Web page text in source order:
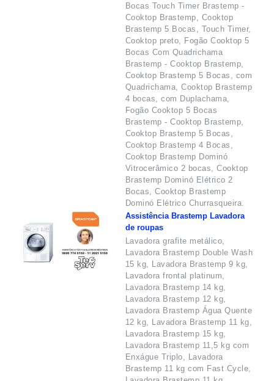
Bocas Touch Timer Brastemp -
Cooktop Brastemp, Cooktop
Brastemp 5 Bocas, Touch Timer,
Cooktop preto, Fogão Cooktop 5
Bocas Com Quadrichama
Brastemp - Cooktop Brastemp,
Cooktop Brastemp 5 Bocas, com
Quadrichama, Cooktop Brastemp
4 bocas, com Duplachama,
Fogão Cooktop 5 Bocas
Brastemp - Cooktop Brastemp,
Cooktop Brastemp 5 Bocas,
Cooktop Brastemp 4 Bocas,
Cooktop Brastemp Dominó
Vitrocerâmico 2 bocas, Cooktop
Brastemp Dominó Elétrico 2
Bocas, Cooktop Brastemp
Dominó Elétrico Churrasqueira.
Assistência Brastemp Lavadora
de roupas
Lavadora grafite metálico,
Lavadora Brastemp Double Wash
15 kg, Lavadora Brastemp 9 kg,
Lavadora frontal platinum,
Lavadora Brastemp 14 kg,
Lavadora Brastemp 12 kg,
Lavadora Brastemp Água Quente
12 kg, Lavadora Brastemp 11 kg,
Lavadora Brastemp 15 kg,
Lavadora Brastemp 11,5 kg com
Enxágue Triplo, Lavadora
Brastemp 11 kg com Fast Cycle,